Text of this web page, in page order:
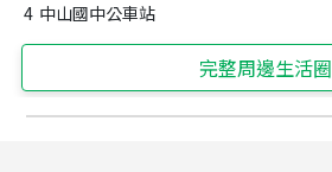
4 中山國中公車站
完整周邊生活圈